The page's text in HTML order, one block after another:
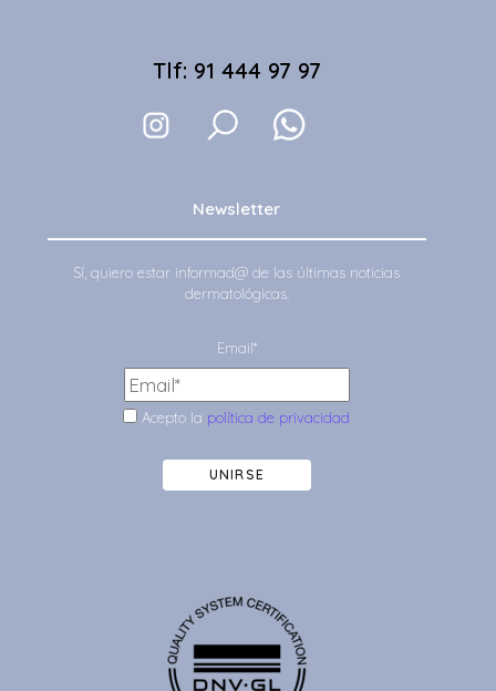
Tlf: 91 444 97 97
Newsletter
Sí, quiero estar informad@ de las últimas noticias
dermatológicas.
Email*
Acepto la política de privacidad
UNIRSE